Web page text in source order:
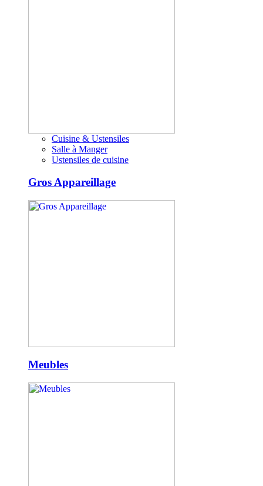
Cuisine & Ustensiles
Salle à Manger
Ustensiles de cuisine
Gros Appareillage
Meubles